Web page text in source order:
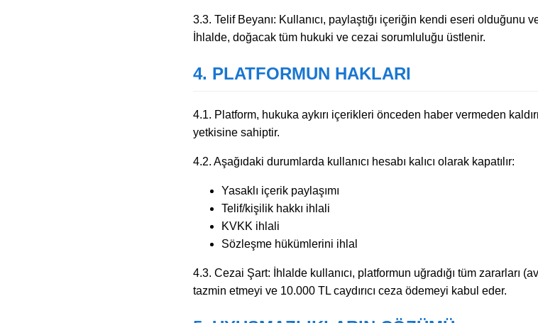
3.3. Telif Beyanı: Kullanıcı, paylaştığı içeriğin kendi eseri olduğunu
İhlalde, doğacak tüm hukuki ve cezai sorumluluğu üstlenir.
4. PLATFORMUN HAKLARI
4.1. Platform, hukuka aykırı içerikleri önceden haber vermeden
yetkisine sahiptir.
4.2. Aşağıdaki durumlarda kullanıcı hesabı kalıcı olarak kapatılır:
Yasaklı içerik paylaşımı
Telif/kişilik hakkı ihlali
KVKK ihlali
Sözleşme hükümlerini ihlal
4.3. Cezai Şart: İhlalde kullanıcı, platformun uğradığı tüm zararları
tazmin etmeyi ve 10.000 TL caydırıcı ceza ödemeyi kabul eder.